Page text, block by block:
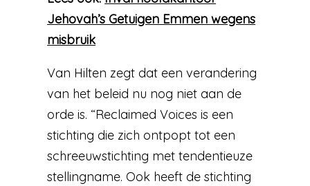
Jehovah’s Getuigen Emmen wegens
misbruik
Van Hilten zegt dat een verandering
van het beleid nu nog niet aan de
orde is. “Reclaimed Voices is een
stichting die zich ontpopt tot een
schreeuwstichting met tendentieuze
stellingname. Ook heeft de stichting